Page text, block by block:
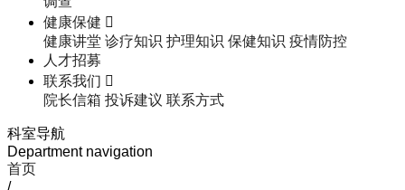
健康保健 
健康讲堂 诊疗知识 护理知识 保健知识 疫情防控
人才招募
联系我们 
院长信箱 投诉建议 联系方式
科室导航
Department navigation
首页
/